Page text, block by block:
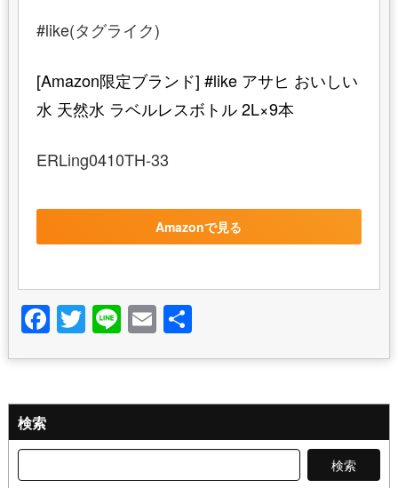
#like(タグライク)
[Amazon限定ブランド] #like アサヒ おいしい
水 天然水 ラベルレスボトル 2L×9本
ERLing0410TH-33
Amazonで見る
Facebook
Twitter
LineEmail
共
有
検索